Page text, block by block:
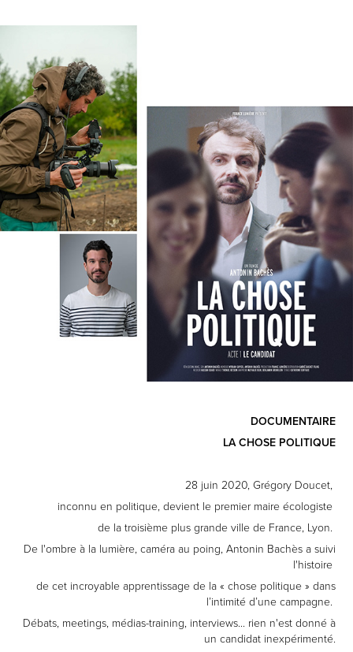
DOCUMENTAIRE
LA CHOSE POLITIQUE
28 juin 2020, Grégory Doucet,
inconnu en politique, devient le premier maire écologiste
de la troisième plus grande ville de France, Lyon.
De l'ombre à la lumière, caméra au poing, Antonin Bachès a suivi
l'histoire
de cet incroyable apprentissage de la « chose politique » dans
l’intimité d’une campagne.
Débats, meetings, médias-training, interviews... rien n'est donné à
un candidat inexpérimenté.